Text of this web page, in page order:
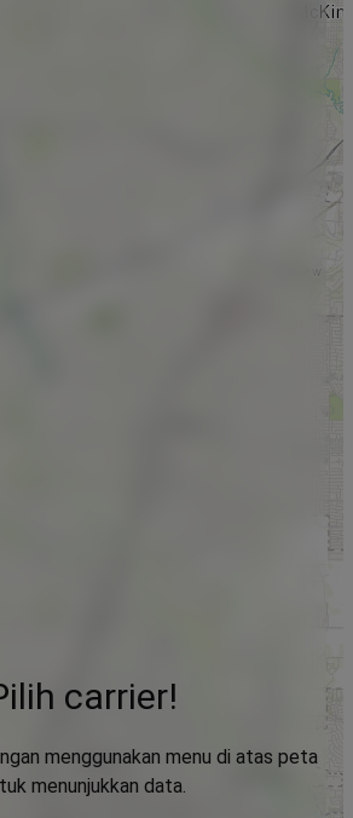
carrier!
menggunakan menu di atas peta
menunjukkan data.